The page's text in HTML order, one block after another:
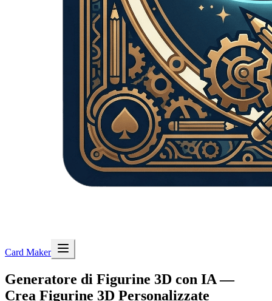
Card Maker
Generatore di Figurine 3D con IA —
Crea Figurine 3D Personalizzate